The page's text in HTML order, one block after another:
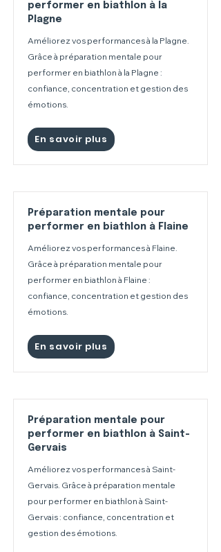
performer en biathlon à la
Plagne
Améliorez vos performances à la Plagne.
Grâce à préparation mentale pour
performer en biathlon à la Plagne :
confiance, concentration et gestion des
émotions.
En savoir plus
Préparation mentale pour
performer en biathlon à Flaine
Améliorez vos performances à Flaine.
Grâce à préparation mentale pour
performer en biathlon à Flaine :
confiance, concentration et gestion des
émotions.
En savoir plus
Préparation mentale pour
performer en biathlon à Saint-
Gervais
Améliorez vos performances à Saint-
Gervais. Grâce à préparation mentale
pour performer en biathlon à Saint-
Gervais : confiance, concentration et
gestion des émotions.